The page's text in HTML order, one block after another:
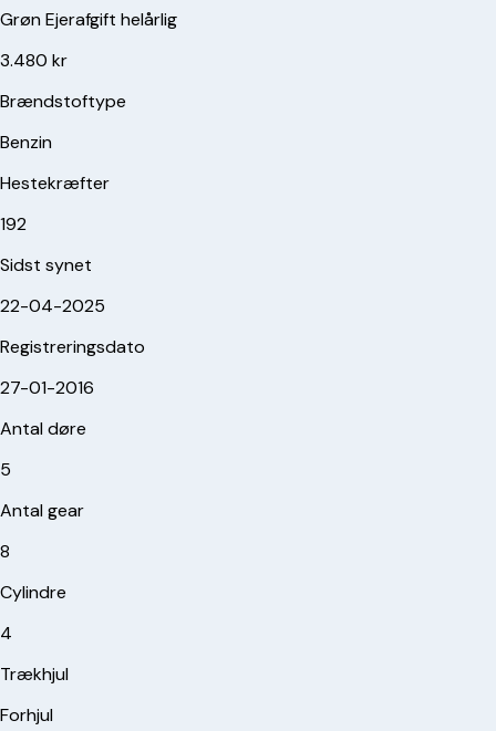
Grøn Ejerafgift helårlig
3.480 kr
Brændstoftype
Benzin
Hestekræfter
192
Sidst synet
22-04-2025
Registreringsdato
27-01-2016
Antal døre
5
Antal gear
8
Cylindre
4
Trækhjul
Forhjul